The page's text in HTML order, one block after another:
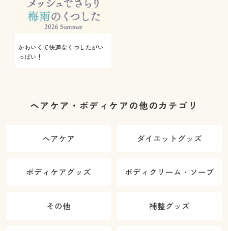
かわいくて快適なくつしたがい
っぱい！
ヘアケア・ボディケアの他のカテゴリ
ヘアケア ダイエットグッズ
ボディケアグッズ ボディクリーム・ソープ
その他 補整グッズ